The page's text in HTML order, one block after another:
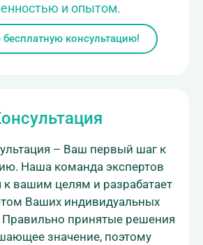
и опытом.
бесплатную консультацию!
– Ваш первый шаг к
Наша команда экспертов
к вашим целям и разрабатает
Ваших индивидуальных
Правильно принятые решения
значение, поэтому